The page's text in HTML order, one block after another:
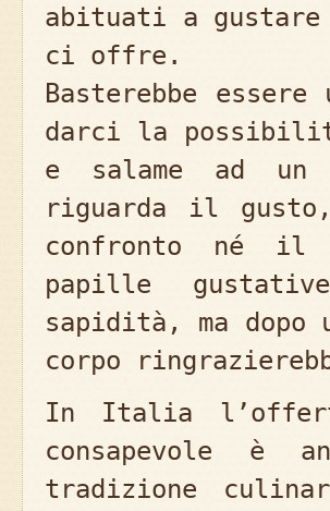
abituati a
ci offre.
Basterebbe
darci la
e salame ad un
riguarda il
confronto né il
papille
sapidità, ma
corpo
In Italia
consapevole è
tradizione